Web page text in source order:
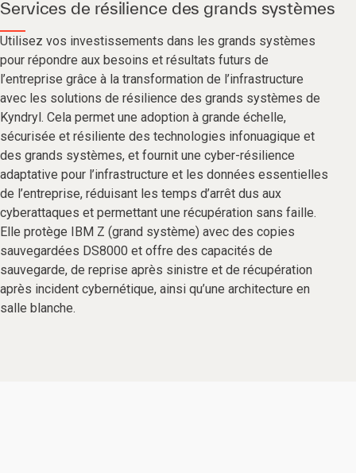
Services de résilience des grands systèmes
Utilisez vos investissements dans les grands systèmes
pour répondre aux besoins et résultats futurs de
l’entreprise grâce à la transformation de l’infrastructure
avec les solutions de résilience des grands systèmes de
Kyndryl. Cela permet une adoption à grande échelle,
sécurisée et résiliente des technologies infonuagique et
des grands systèmes, et fournit une cyber-résilience
adaptative pour l’infrastructure et les données essentielles
de l’entreprise, réduisant les temps d’arrêt dus aux
cyberattaques et permettant une récupération sans faille.
Elle protège IBM Z (grand système) avec des copies
sauvegardées DS8000 et offre des capacités de
sauvegarde, de reprise après sinistre et de récupération
après incident cybernétique, ainsi qu’une architecture en
salle blanche.